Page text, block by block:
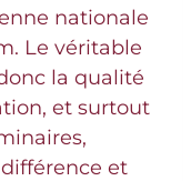
nationale
Le véritable
la qualité
et surtout
et